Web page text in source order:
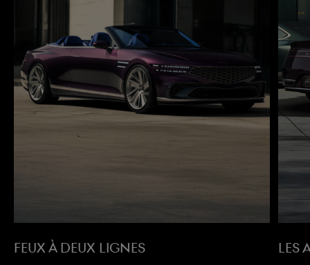
FEUX À DEUX LIGNES LES